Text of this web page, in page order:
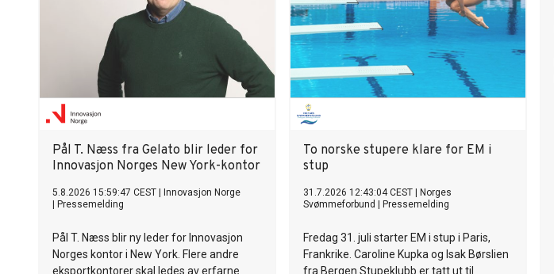
Pål T. Næss fra Gelato blir leder for
Innovasjon Norges New York-kontor
5.8.2026 15:59:47 CEST
Innovasjon Norge
Pressemelding
Pål T. Næss blir ny leder for Innovasjon
Norges kontor i New York. Flere andre
eksportkontorer skal ledes av erfarne
To norske stupere klare for EM i
stup
31.7.2026 12:43:04 CEST
Norges
Svømmeforbund
Pressemelding
Fredag 31. juli starter EM i stup i Paris,
Frankrike. Caroline Kupka og Isak Børslien
fra Bergen Stupeklubb er tatt ut til